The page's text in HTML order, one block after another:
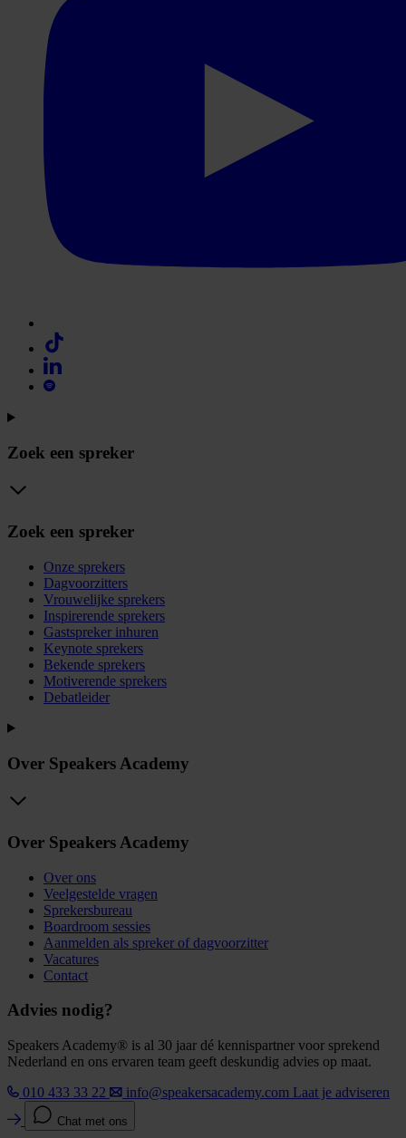
Zoek een spreker
Zoek een spreker
Onze sprekers
Dagvoorzitters
Vrouwelijke sprekers
Inspirerende sprekers
Gastspreker inhuren
Keynote sprekers
Bekende sprekers
Motiverende sprekers
Debatleider
Over Speakers Academy
Over Speakers Academy
Over ons
Veelgestelde vragen
Sprekersbureau
Boardroom sessies
Aanmelden als spreker of dagvoorzitter
Vacatures
Contact
Advies nodig?
Speakers Academy® is al 30 jaar dé kennispartner voor sprekend
Nederland en ons ervaren team geeft deskundig advies op maat.
010 433 33 22
info@speakersacademy.com Laat je adviseren
Chat met ons